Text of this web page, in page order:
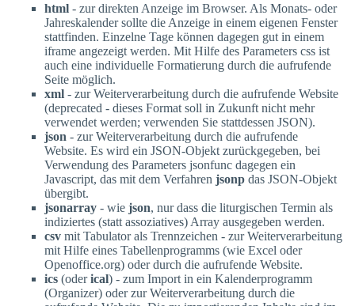
html - zur direkten Anzeige im Browser. Als Monats- oder
Jahreskalender sollte die Anzeige in einem eigenen Fenster
stattfinden. Einzelne Tage können dagegen gut in einem
iframe angezeigt werden. Mit Hilfe des Parameters css ist
auch eine individuelle Formatierung durch die aufrufende
Seite möglich.
xml - zur Weiterverarbeitung durch die aufrufende Website
(deprecated - dieses Format soll in Zukunft nicht mehr
verwendet werden; verwenden Sie stattdessen JSON).
json - zur Weiterverarbeitung durch die aufrufende
Website. Es wird ein JSON-Objekt zurückgegeben, bei
Verwendung des Parameters jsonfunc dagegen ein
Javascript, das mit dem Verfahren jsonp das JSON-Objekt
übergibt.
jsonarray - wie json, nur dass die liturgischen Termin als
indiziertes (statt assoziatives) Array ausgegeben werden.
csv mit Tabulator als Trennzeichen - zur Weiterverarbeitung
mit Hilfe eines Tabellenprogramms (wie Excel oder
Openoffice.org) oder durch die aufrufende Website.
ics (oderical) - zum Import in ein Kalenderprogramm
(Organizer) oder zur Weiterverarbeitung durch die